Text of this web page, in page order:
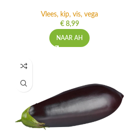
Vlees, kip, vis, vega
€8,99
NAAR AH